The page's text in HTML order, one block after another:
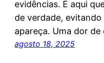
evidências. É aqui
de verdade,
apareça. Uma dor
agosto 18, 2025